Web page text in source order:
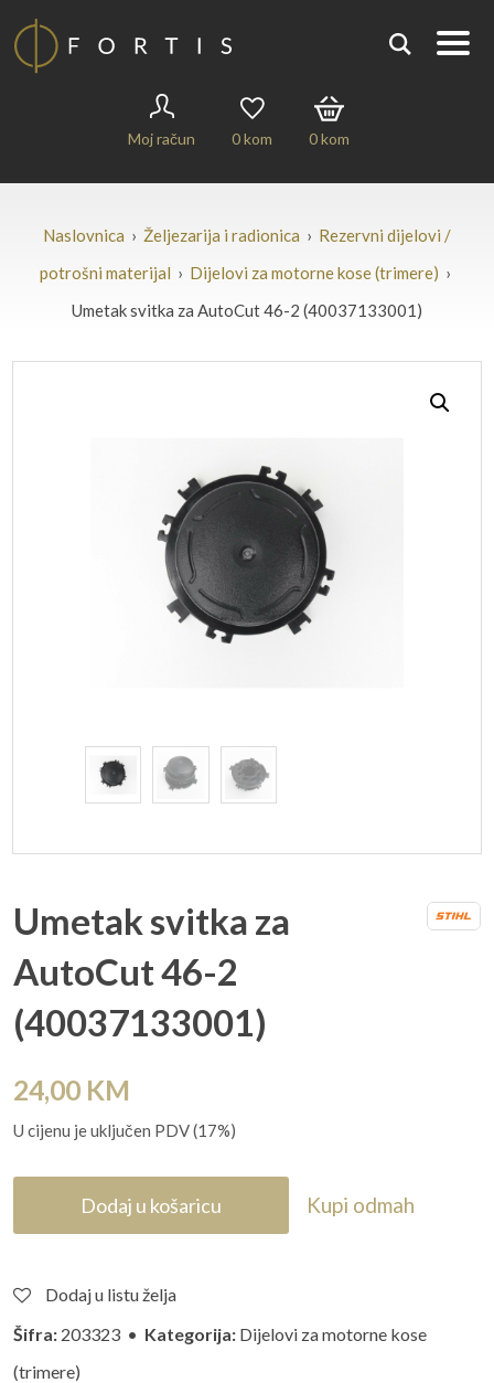
Moj račun 0kom 0kom
Naslovnica › Željezarija i radionica › Rezervni dijelovi /
potrošni materijal › Dijelovi za motorne kose (trimere) ›
Umetak svitka za AutoCut 46-2 (40037133001)
Umetak svitka za
AutoCut 46-2
(40037133001)
24,00 KM
U cijenu je uključen PDV (17%)
Dodaj u košaricu Kupi odmah
Dodaj u listu želja
Šifra: 203323 • Kategorija: Dijelovi za motorne kose
(trimere)